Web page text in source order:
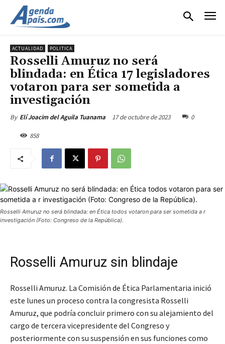
ACTUALIDAD POLITICA
Rosselli Amuruz no será
blindada: en Ética 17 legisladores
votaron para ser sometida a
investigación
By Elí Joacim del Aguila Tuanama 17 de octubre de 2023 0
858
Rosselli Amuruz no será blindada: en Ética todos votaron para ser sometida a r
investigación (Foto: Congreso de la República).
Rosselli Amuruz sin blindaje
Rosselli Amuruz. La Comisión de Ética Parlamentaria inició
este lunes un proceso contra la congresista Rosselli
Amuruz, que podría concluir primero con su alejamiento del
cargo de tercera vicepresidente del Congreso y
posteriormente con su suspensión en sus funciones como